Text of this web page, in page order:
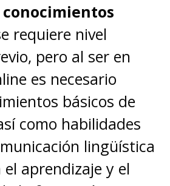
requiere nivel
pero al ser en
es necesario
básicos de
como habilidades
lingüística
aprendizaje y el